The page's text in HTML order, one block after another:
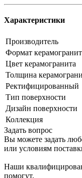
Характеристики
Производитель
Формат
Цвет керамогранита
Толщина
Ректифицированный
Тип поверхности
Дизайн поверхности
Коллекция
Задать вопрос
Вы можете задать
или условиям
Наши
помогут.